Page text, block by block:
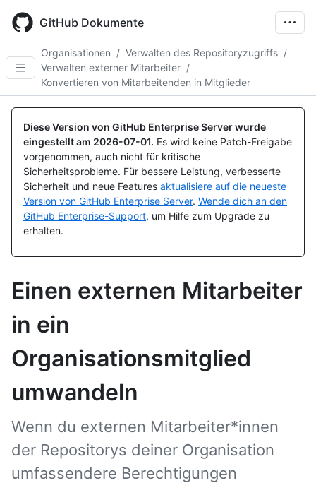
main
GitHub Dokumente
Organisationen / Verwalten des Repositoryzugriffs /
Verwalten externer Mitarbeiter /
Konvertieren von Mitarbeitenden in Mitglieder
Diese Version von GitHub Enterprise Server wurde
eingestellt am 2026-07-01. Es wird keine Patch-Freigabe
vorgenommen, auch nicht für kritische
Sicherheitsprobleme. Für bessere Leistung, verbesserte
Sicherheit und neue Features aktualisiere auf die neueste
Version von GitHub Enterprise Server. Wende dich an den
GitHub Enterprise-Support, um Hilfe zum Upgrade zu
erhalten.
Einen externen Mitarbeiter
in ein
Organisationsmitglied
umwandeln
Wenn du externen Mitarbeiter*innen
der Repositorys deiner Organisation
umfassendere Berechtigungen